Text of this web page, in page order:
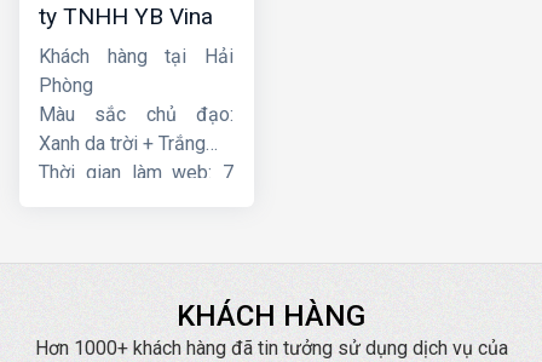
ty TNHH YB Vina
Khách hàng tại Hải
Phòng
Màu sắc chủ đạo:
Xanh da trời + Trắng
Thời gian làm web: 7
KHÁCH HÀNG
Hơn 1000+ khách hàng đã tin tưởng sử dụng dịch vụ của